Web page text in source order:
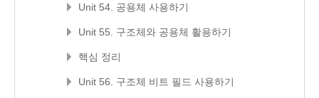
Unit 54. 공용체 사용하기
Unit 55. 구조체와 공용체 활용하기
핵심 정리
Unit 56. 구조체 비트 필드 사용하기